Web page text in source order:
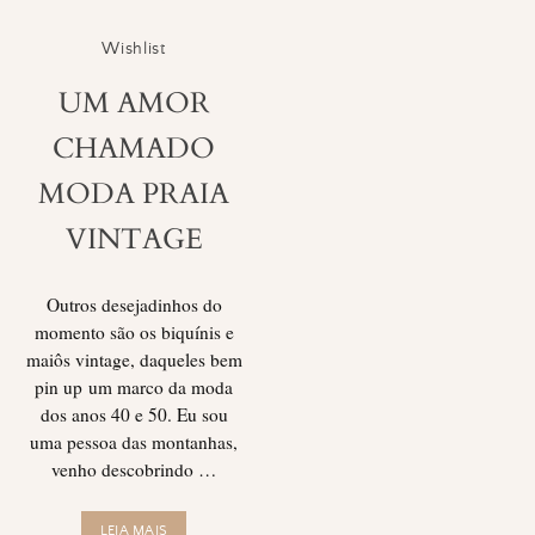
Wishlist
UM AMOR
CHAMADO
MODA PRAIA
VINTAGE
Outros desejadinhos do
momento são os biquínis e
maiôs vintage, daqueles bem
pin up um marco da moda
dos anos 40 e 50. Eu sou
uma pessoa das montanhas,
venho descobrindo …
LEIA MAIS